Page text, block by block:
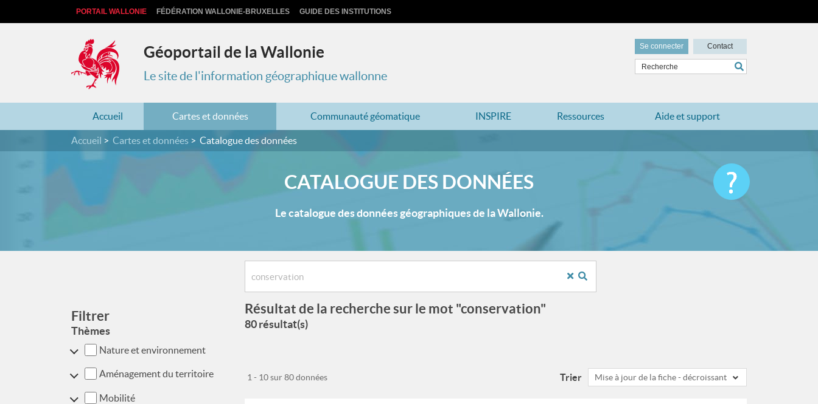
PORTAIL WALLONIE FÉDÉRATION WALLONIE-BRUXELLES GUIDE DES INSTITUTIONS
Géoportail de la Wallonie
Le site de l'information géographique wallonne
Se connecter Contact
Accueil Cartes et données Communauté géomatique INSPIRE Ressources Aide et support
Accueil Cartes et données Catalogue des données
CATALOGUE DES DONNÉES
Le catalogue des données géographiques de la Wallonie.
Filtrer
Thèmes
Nature et environnement
Aménagement du territoire
Mobilité
Résultat de la recherche sur le mot "conservation"
80 résultat(s)
Trier Mise à jour de la fiche - décroissant
1 - 10 sur 80 données